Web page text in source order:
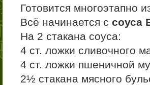
Готовится многоэтапно
Всё начинается с соуса
На 2 стакана соуса:
4 ст. ложки сливочного
4 ст. ложки пшеничной
2½ стакана мясного